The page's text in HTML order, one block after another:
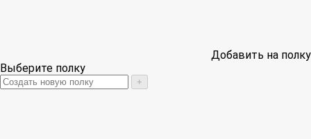
Добавить на полку
Выберите полку
+